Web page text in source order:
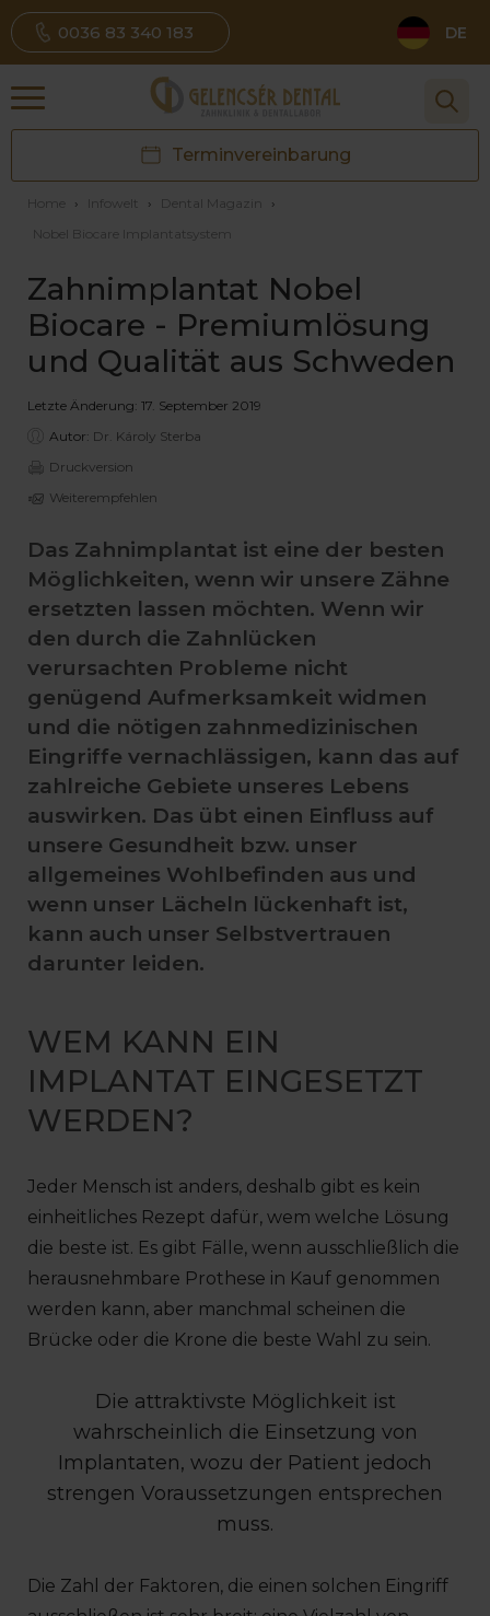
0036 83 340 183 DE
Terminvereinbarung
Home › Infowelt › Dental Magazin
›
Nobel Biocare Implantatsystem
Zahnimplantat Nobel
Biocare - Premiumlösung
und Qualität aus Schweden
Letzte Änderung: 17. September 2019
Autor: Dr. Károly Sterba
Druckversion
Weiterempfehlen
Das Zahnimplantat ist eine der besten
Möglichkeiten, wenn wir unsere Zähne
ersetzten lassen möchten. Wenn wir
den durch die Zahnlücken
verursachten Probleme nicht
genügend Aufmerksamkeit widmen
und die nötigen zahnmedizinischen
Eingriffe vernachlässigen, kann das auf
zahlreiche Gebiete unseres Lebens
auswirken. Das übt einen Einfluss auf
unsere Gesundheit bzw. unser
allgemeines Wohlbefinden aus und
wenn unser Lächeln lückenhaft ist,
kann auch unser Selbstvertrauen
darunter leiden.
WEM KANN EIN
IMPLANTAT EINGESETZT
WERDEN?
Jeder Mensch ist anders, deshalb gibt es kein
einheitliches Rezept dafür, wem welche Lösung
die beste ist. Es gibt Fälle, wenn ausschließlich die
herausnehmbare Prothese in Kauf genommen
werden kann, aber manchmal scheinen die
Brücke oder die Krone die beste Wahl zu sein.
Die attraktivste Möglichkeit ist
wahrscheinlich die Einsetzung von
Implantaten, wozu der Patient jedoch
strengen Voraussetzungen entsprechen
muss.
Die Zahl der Faktoren, die einen solchen Eingriff